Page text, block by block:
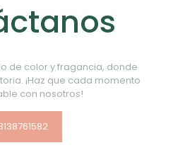
de color y fragancia, donde
¡Haz que cada momento
con nosotros!